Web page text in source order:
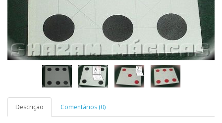
Descrição Comentários (0)